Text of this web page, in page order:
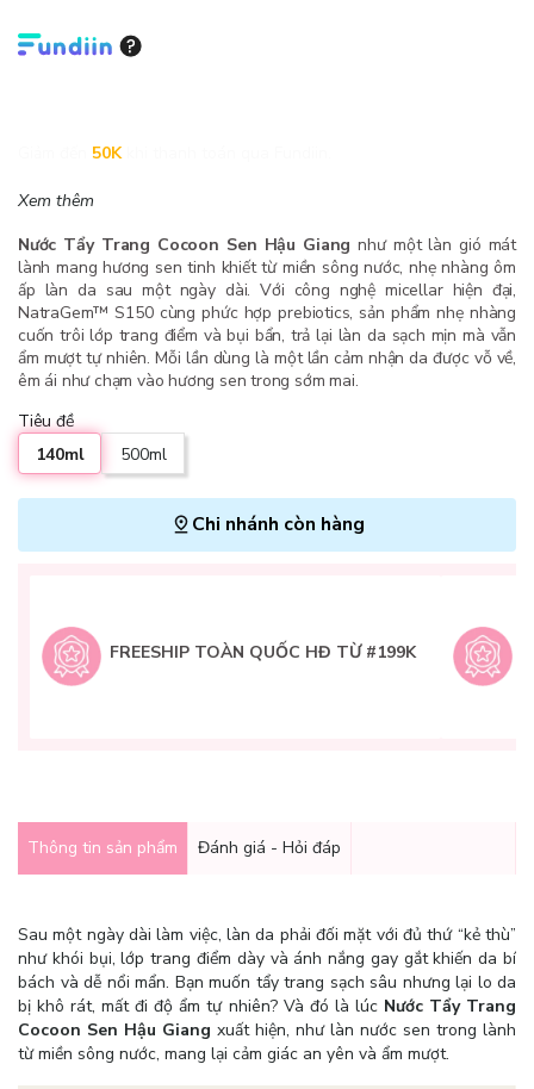
50K
Xem thêm
Nước Tẩy Trang Cocoon Sen Hậu Giang như một làn gió mát
lành mang hương sen tinh khiết từ miền sông nước, nhẹ nhàng ôm
ấp làn da sau một ngày dài. Với công nghệ micellar hiện đại,
NatraGem™ S150 cùng phức hợp prebiotics, sản phẩm nhẹ nhàng
cuốn trôi lớp trang điểm và bụi bẩn, trả lại làn da sạch mịn mà vẫn
ẩm mượt tự nhiên. Mỗi lần dùng là một lần cảm nhận da được vỗ về,
êm ái như chạm vào hương sen trong sớm mai.
Tiêu đề
140ml
500ml
Chi nhánh còn hàng
FREESHIP TOÀN QUỐC HĐ TỪ #199K
Thông tin sản phẩm Đánh giá - Hỏi đáp
Sau một ngày dài làm việc, làn da phải đối mặt với đủ thứ “kẻ thù”
như khói bụi, lớp trang điểm dày và ánh nắng gay gắt khiến da bí
bách và dễ nổi mẩn. Bạn muốn tẩy trang sạch sâu nhưng lại lo da
bị khô rát, mất đi độ ẩm tự nhiên? Và đó là lúc Nước Tẩy Trang
Cocoon Sen Hậu Giang xuất hiện, như làn nước sen trong lành
từ miền sông nước, mang lại cảm giác an yên và ẩm mượt.